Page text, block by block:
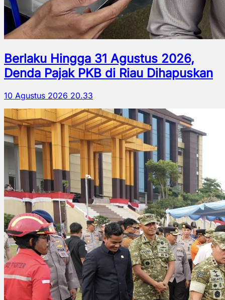
Berlaku Hingga 31 Agustus 2026,
Denda Pajak PKB di Riau Dihapuskan
10 Agustus 2026 20.33